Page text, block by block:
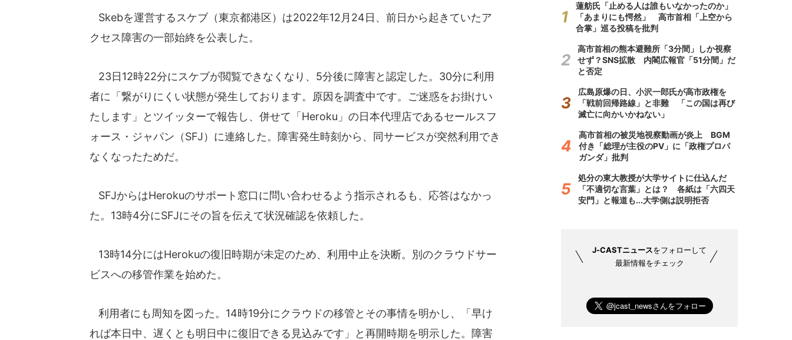
Skebを運営するスケブ（東京都港区）は2022年12月24日、前日から起きていたア
クセス障害の一部始終を公表した。
23日12時22分にスケブが閲覧できなくなり、5分後に障害と認定した。30分に利用
者に「繋がりにくい状態が発生しております。原因を調査中です。ご迷惑をお掛けい
たします」とツイッターで報告し、併せて「Heroku」の日本代理店であるセールスフ
ォース・ジャパン（SFJ）に連絡した。障害発生時刻から、同サービスが突然利用でき
なくなったためだ。
SFJからはHerokuのサポート窓口に問い合わせるよう指示されるも、応答はなかっ
た。13時4分にSFJにその旨を伝えて状況確認を依頼した。
13時14分にはHerokuの復旧時期が未定のため、利用中止を決断。別のクラウドサー
ビスへの移管作業を始めた。
利用者にも周知を図った。14時19分にクラウドの移管とその事情を明かし、「早け
れば本日中、遅くとも明日中に復旧できる見込みです」と再開時期を明示した。障害
蓮舫氏「止める人は誰もいなかったのか」
「あまりにも愕然」 高市首相「上空から
合掌」巡る投稿を批判
高市首相の熊本避難所「3分間」しか視察
せず？SNS拡散 内閣広報官「51分間」だ
と否定
広島原爆の日、小沢一郎氏が高市政権を
「戦前回帰路線」と非難 「この国は再び
滅亡に向かいかねない」
高市首相の被災地視察動画が炎上 BGM
付き「総理が主役のPV」に「政権プロパ
ガンダ」批判
処分の東大教授が大学サイトに仕込んだ
「不適切な言葉」とは？ 各紙は「六四天
安門」と報道も...大学側は説明拒否
J-CASTニュースをフォローして
最新情報をチェック